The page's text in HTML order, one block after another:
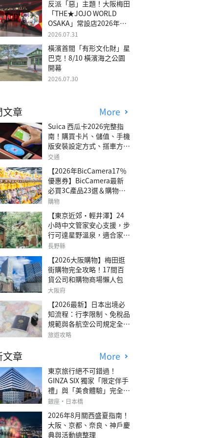
反派「惡」主題！大阪梅田
「THE★JOJO WORLD
OSAKA」常設店2026年冬
季開幕
2026.07.31
橫濱首間「有形文化財」星
巴克！8/10 橫濱海之公園
開幕
2026.07.30
章 More
Suica 西瓜卡2026完整指
南！購買卡片、儲值、手機
版安裝設定方式、搭車方
法、常見問題解答！
交通
【2026年BicCamera17％
優惠券】BicCamera最新
必買3C產品23選＆購物攻
略
購物
【東京近郊・輕井澤】24
小時中文管家安心支援，步
行可達星野溫泉，適合家庭
旅行、三代同遊與紀念日的
澤森四季VILLA」
長野縣
【2026大阪購物】梅田逛
街購物完全攻略！17間百
貨公司和購物商場懶人包
大阪府
【2026最新】日本出境必
知流程：行李限制、免稅品
規範與各航空公司規定全攻
略
旅遊攻略
章 More
東京旅行絕不可錯過！
GINZA SIX 獨家「限定伴手
禮」與「美食體驗」完全指
南
銀座・日本橋
2026年8月關西盛夏指南！
大阪、京都、奈良、神戶慶
典與活動總整理